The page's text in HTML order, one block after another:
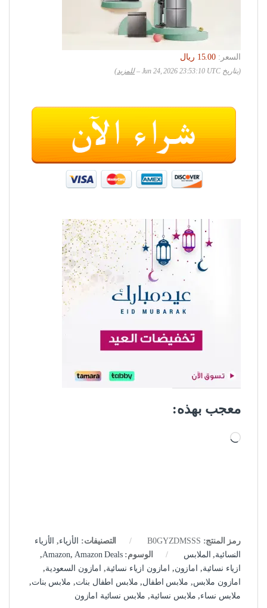
السعر:
‏15.00 ريال
(بتاريخ Jun 24, 2026 23:53:10 UTC – للمزيد)
معجب بهذه:
جاري التحميل…
رمز المنتج: B0GYZDMSSS التصنيفات: الأزياء, الأزياء
النسائية, الملابس الوسوم: Amazon,Amazon Deals
,
ازياء نسائية, امازون, امازون ازياء نسائية, امازون السعودية,
امازون ملابس, ملابس اطفال, ملابس اطفال بنات, ملابس بنات,
ملابس نساء, ملابس نسائية, ملابس نسائية امازون